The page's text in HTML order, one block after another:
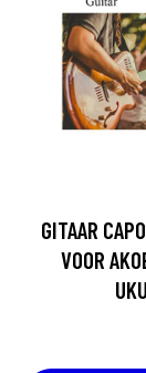
GITAAR
VOOR